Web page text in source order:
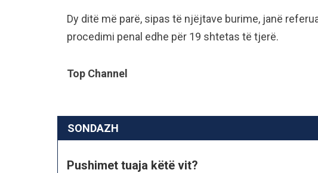
Dy ditë më parë, sipas të njëjtave burime, janë
procedimi penal edhe për 19 shtetas të tjerë.
Top Channel
SONDAZH
Pushimet tuaja këtë vit?